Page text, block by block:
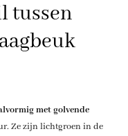
tussen
met golvende
Ze zijn lichtgroen in de